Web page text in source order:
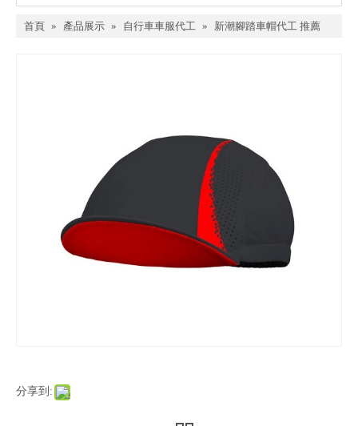
首頁 » 產品展示 » 自行車車服代工 » 新潮腳踏車帽代工 推薦
分享到: